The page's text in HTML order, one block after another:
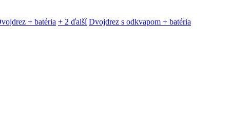
+ batéria + 2 ďalší Dvojdrez s odkvapom + batéria